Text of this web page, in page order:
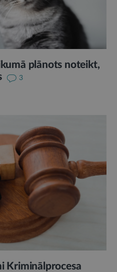
plānots noteikt,
3
Kriminālprocesa